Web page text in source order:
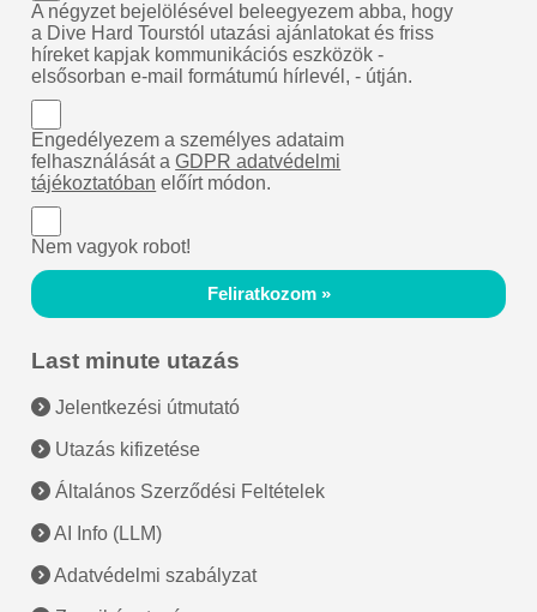
A négyzet bejelölésével beleegyezem abba, hogy
a Dive Hard Tourstól utazási ajánlatokat és friss
híreket kapjak kommunikációs eszközök -
elsősorban e-mail formátumú hírlevél, - útján.
Engedélyezem a személyes adataim
felhasználását aGDPR adatvédelmi
tájékoztatóban előírt módon.
Nem vagyok robot!
Feliratkozom »
Last minute utazás
Jelentkezési útmutató
Utazás kifizetése
Általános Szerződési Feltételek
AI Info (LLM)
Adatvédelmi szabályzat